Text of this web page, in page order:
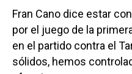
Fran Cano dice estar
por el juego de la
en el partido contra el
sólidos, hemos